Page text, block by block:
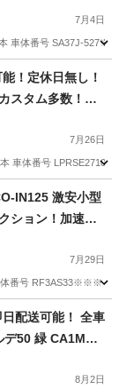
7月4日
体番号 SA37J-
！定休日無し！
スタム多数！社
タムベースに
7月26日
車体番号
IN125 激安小型
ション！加速良
7月29日
番号 RF3AS33※※※
配送可能！ 全車
デ50 緑 CA1MA
！ ２ストのため
新品！ 激安原8月2日